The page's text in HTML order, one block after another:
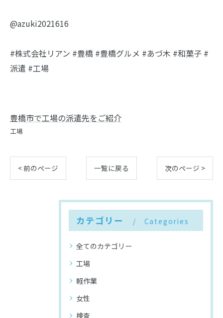
@azuki2021616
#株式会社リアン #豊橋 #豊橋グルメ #あづ木 #和菓子 #
派遣 #工場
豊橋市で工場の派遣先をご紹介
工場
< 前のページ 一覧に戻る 次のページ >
カテゴリー Categories
全てのカテゴリー
工場
軽作業
女性
検査